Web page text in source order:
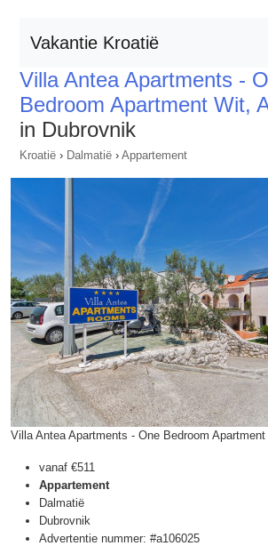
Vakantie Kroatië
Villa Antea Apartments -
Bedroom Apartment Wit,
in Dubrovnik
Kroatië › Dalmatië › Appartement
Villa Antea Apartments - One Bedroom
vanaf €511
Appartement
Dalmatië
Dubrovnik
Advertentie nummer: #a106025